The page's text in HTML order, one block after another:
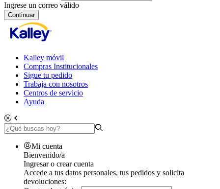
Ingrese un correo válido
Continuar
Kalley móvil
Compras Institucionales
Sigue tu pedido
Trabaja con nosotros
Centros de servicio
Ayuda
Mi cuenta
Bienvenido/a
Ingresar o crear cuenta
Accede a tus datos personales, tus pedidos y solicita
devoluciones: